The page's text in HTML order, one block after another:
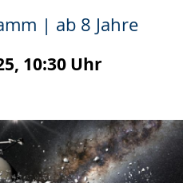
| ab 8 Jahre
10:30 Uhr